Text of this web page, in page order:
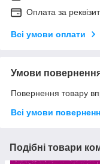
Оплата за
Всі умови оплати
Умови
Повернення товару
Всі умови
Подібні товари